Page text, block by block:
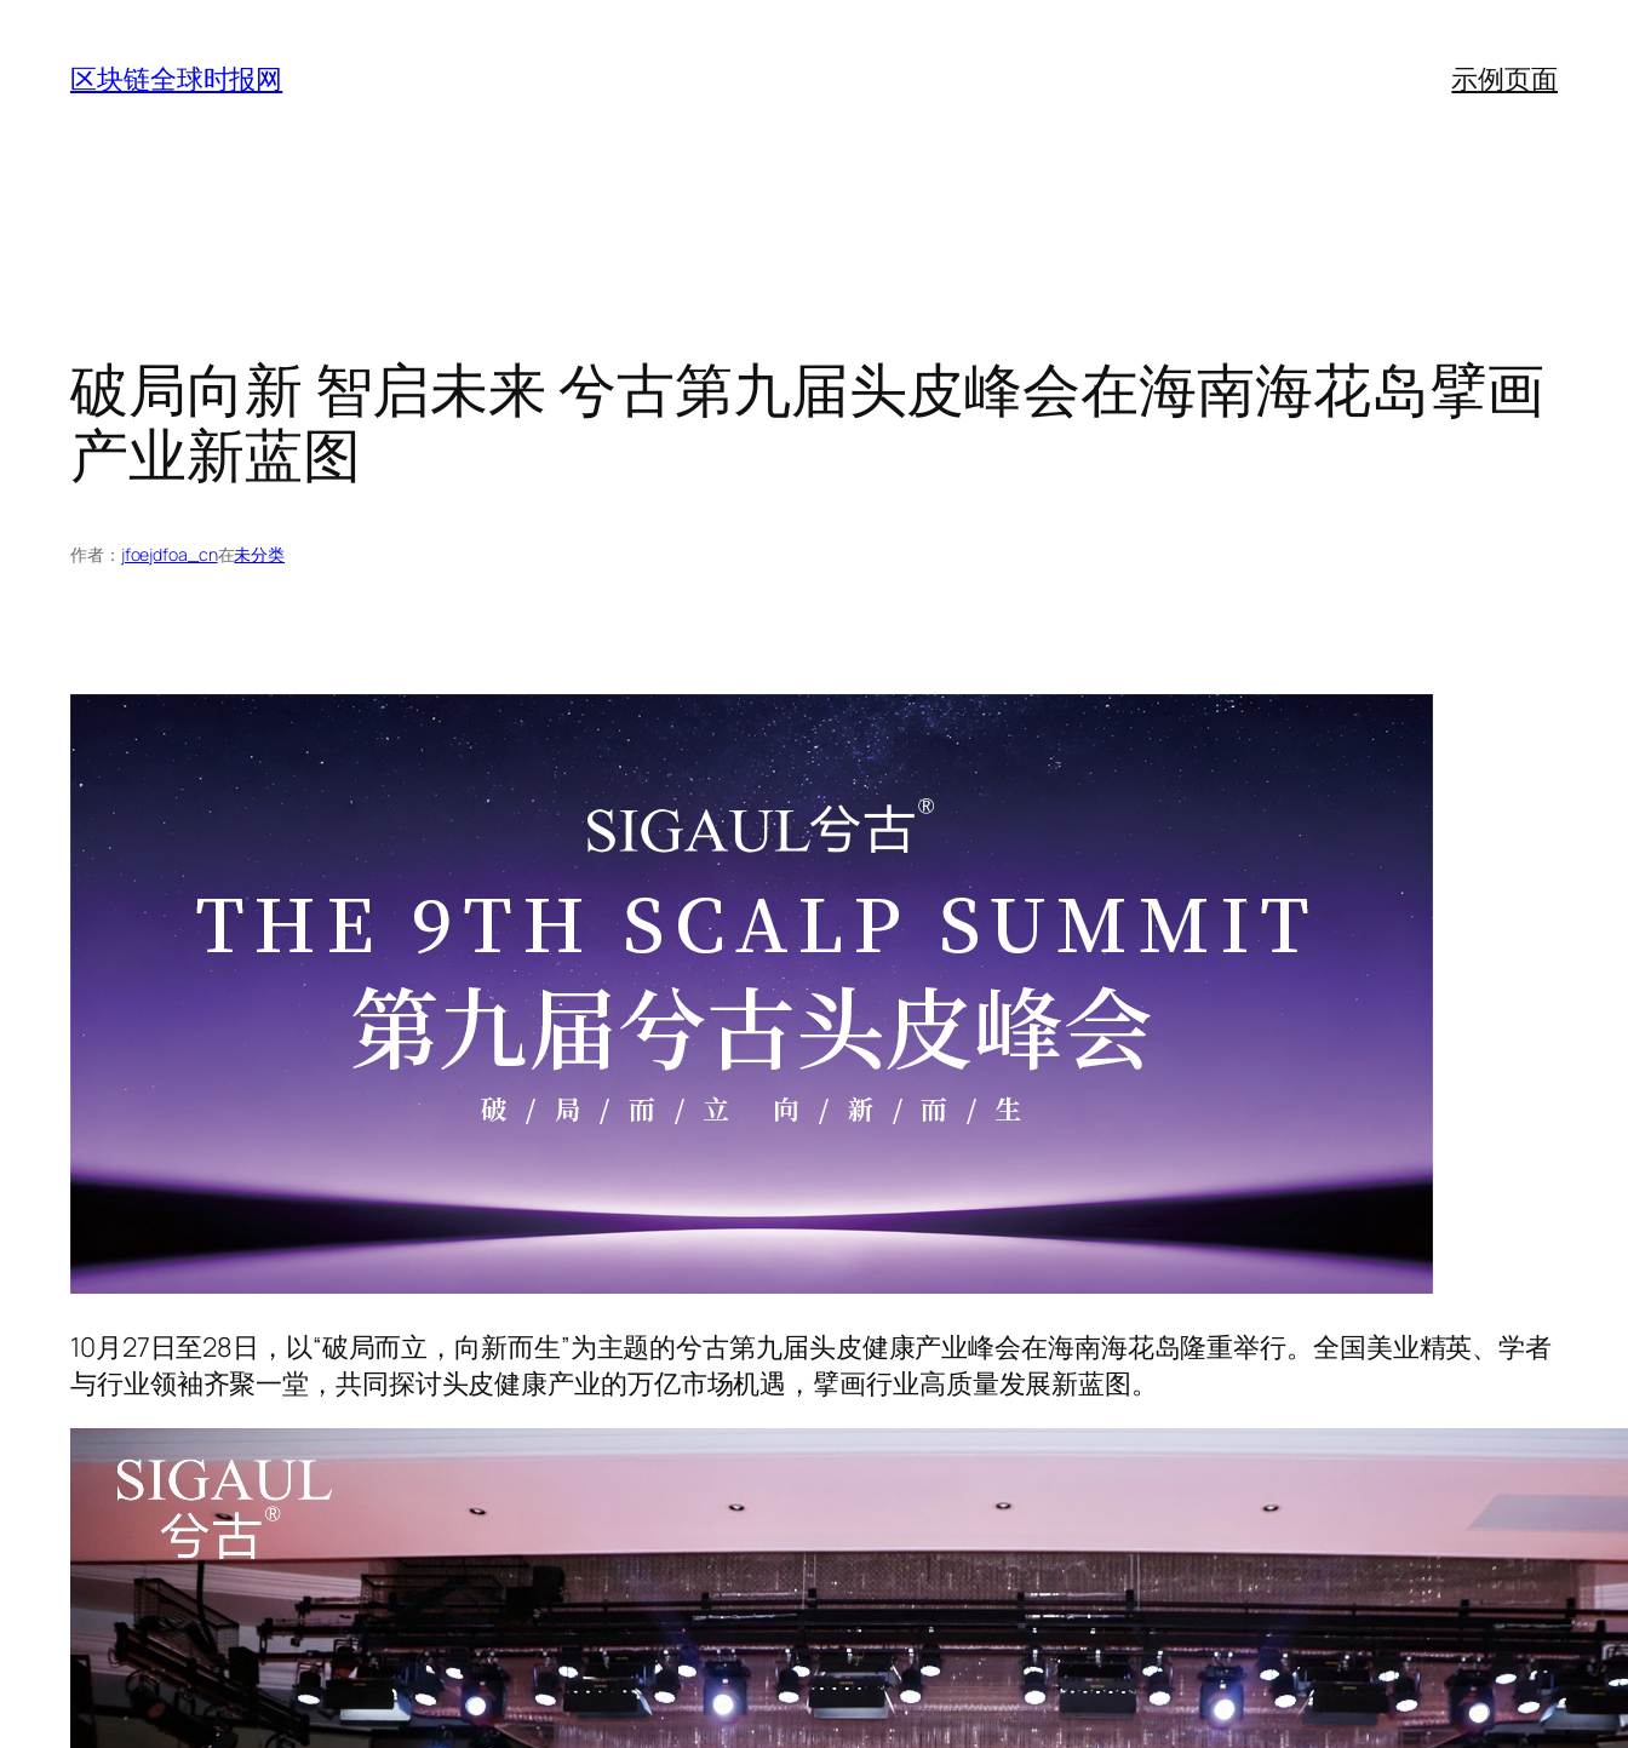
区块链全球时报网 示例页面
破局向新 智启未来 兮古第九届头皮峰会在海南海花岛擘画
产业新蓝图
作者： jfoejdfoa_cn在未分类
10月27日至28日，以“破局而立，向新而生”为主题的兮古第九届头皮健康产业峰会在海南海花岛隆重举行。全国美业精英、学者
与行业领袖齐聚一堂，共同探讨头皮健康产业的万亿市场机遇，擘画行业高质量发展新蓝图。